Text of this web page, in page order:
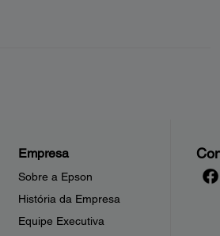
Empresa
Sobre a Epson
História da Empresa
Equipe Executiva